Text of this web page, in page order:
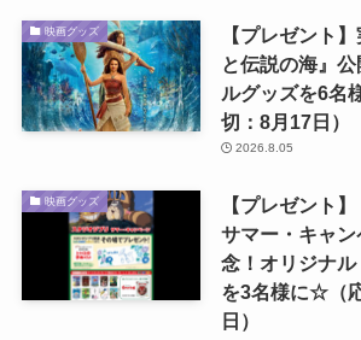
映画グッズ
【プレゼント
と伝説の海』
ルグッズを6名
切：8月17日）
2026.8.05
映画グッズ
【プレゼント
サマー・キャ
念！オリジナ
を3名様に☆（
日）